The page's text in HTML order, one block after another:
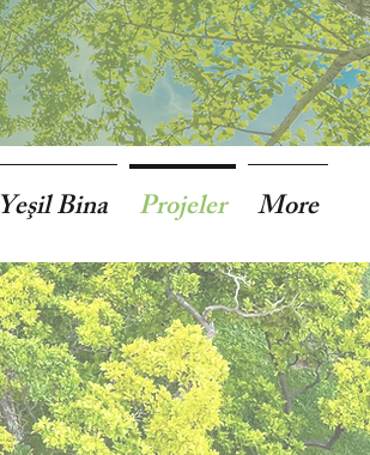
Yeşil Bina Projeler More